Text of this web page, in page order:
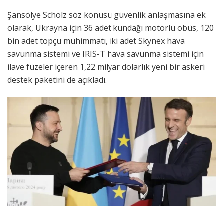
Şansölye Scholz söz konusu güvenlik anlaşmasına ek
olarak, Ukrayna için 36 adet kundağı motorlu obüs, 120
bin adet topçu mühimmatı, iki adet Skynex hava
savunma sistemi ve IRIS-T hava savunma sistemi için
ilave füzeler içeren 1,22 milyar dolarlık yeni bir askeri
destek paketini de açıkladı.